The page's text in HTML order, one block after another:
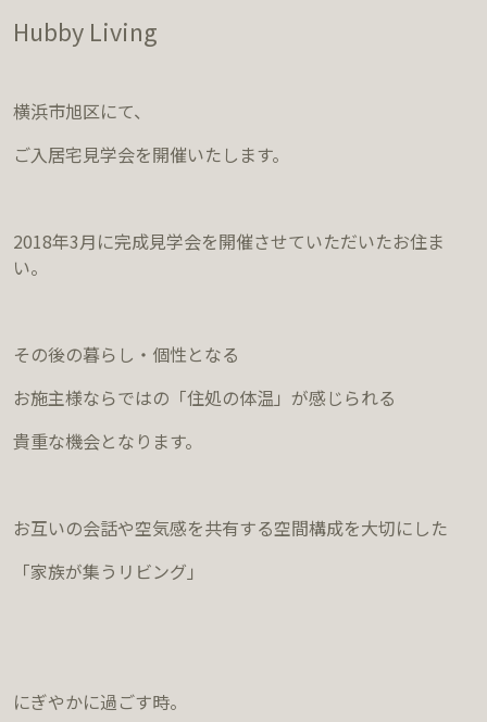
Hubby Living
横浜市旭区にて、
ご入居宅見学会を開催いたします。
2018年3月に完成見学会を開催させていただいたお住ま
い。
その後の暮らし・個性となる
お施主様ならではの「住処の体温」が感じられる
貴重な機会となります。
お互いの会話や空気感を共有する空間構成を大切にした
「家族が集うリビング」
にぎやかに過ごす時。